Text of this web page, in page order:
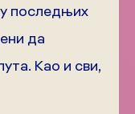
у последњих
да
Као и сви,